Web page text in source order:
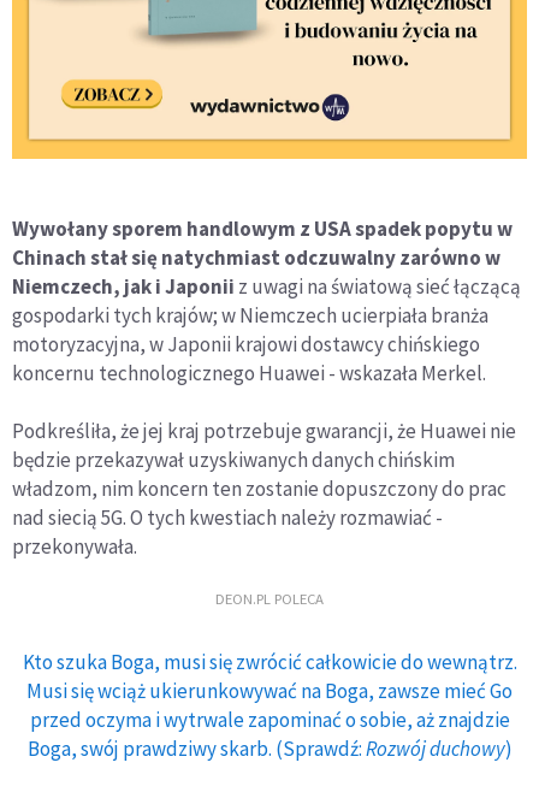
Wywołany sporem handlowym z USA spadek popytu w
Chinach stał się natychmiast odczuwalny zarówno w
Niemczech, jak i Japonii z uwagi na światową sieć łączącą
gospodarki tych krajów; w Niemczech ucierpiała branża
motoryzacyjna, w Japonii krajowi dostawcy chińskiego
koncernu technologicznego Huawei - wskazała Merkel.
Podkreśliła, że jej kraj potrzebuje gwarancji, że Huawei nie
będzie przekazywał uzyskiwanych danych chińskim
władzom, nim koncern ten zostanie dopuszczony do prac
nad siecią 5G. O tych kwestiach należy rozmawiać -
przekonywała.
DEON.PL POLECA
Kto szuka Boga, musi się zwrócić całkowicie do wewnątrz.
Musi się wciąż ukierunkowywać na Boga, zawsze mieć Go
przed oczyma i wytrwale zapominać o sobie, aż znajdzie
Boga, swój prawdziwy skarb. (Sprawdź:Rozwój duchowy)